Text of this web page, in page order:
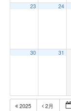
23 24
30 31
2025 2月